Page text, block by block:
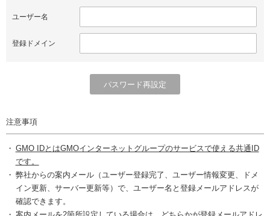
ユーザー名
登録ドメイン
注意事項
GMO IDとはGMOインターネットグループのサービスで使える共通ID
です。
弊社からの案内メール（ユーザー登録完了、ユーザー情報変更、ドメ
イン更新、サーバー更新等）で、ユーザー名と登録メールアドレスが
確認できます。